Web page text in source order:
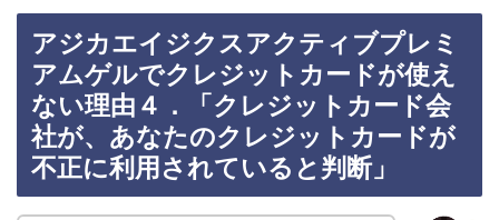
アジカエイジクスアクティブプレミ
アムゲルでクレジットカードが使え
ない理由４．「クレジットカード会
社が、あなたのクレジットカードが
不正に利用されていると判断」